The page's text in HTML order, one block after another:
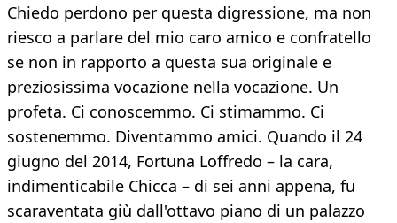
Chiedo perdono per questa digressione, ma non
riesco a parlare del mio caro amico e confratello
se non in rapporto a questa sua originale e
preziosissima vocazione nella vocazione. Un
profeta. Ci conoscemmo. Ci stimammo. Ci
sostenemmo. Diventammo amici. Quando il 24
giugno del 2014, Fortuna Loffredo – la cara,
indimenticabile Chicca – di sei anni appena, fu
scaraventata giù dall'ottavo piano di un palazzo